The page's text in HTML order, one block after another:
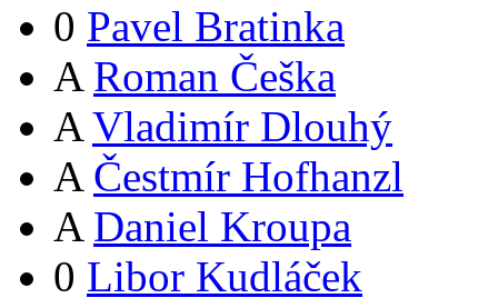
0 Pavel Bratinka
A Roman Češka
A Vladimír Dlouhý
A Čestmír Hofhanzl
A Daniel Kroupa
0 Libor Kudláček